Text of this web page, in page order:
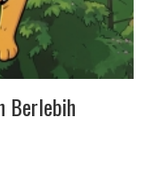
Berlebih